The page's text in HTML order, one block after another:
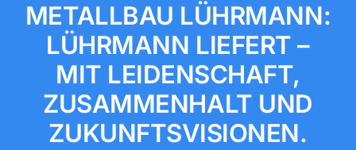
METALLBAU LÜHRMANN:
LÜHRMANN LIEFERT –
MIT LEIDENSCHAFT,
ZUSAMMENHALT UND
ZUKUNFTSVISIONEN.